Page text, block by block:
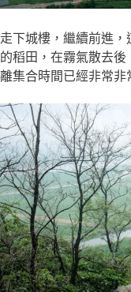
走下城樓，繼續前進
的稻田，在霧氣散去
離集合時間已經非常非